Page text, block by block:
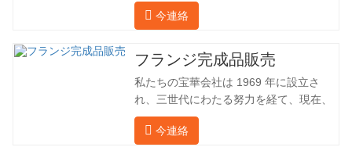
（ドイツ、ロシア）に輸出してきまし
社は海外の顧客と直接輸出入し、第三者
手数料を回避して、強力な製品品質と低
価格を確保したいと考えています。以下
の表はこの製品の情報です。以下に当社
の簡単な紹介をさせていただきます。 材
料 4130-75K 硬度 207-237 内径 57.76 外
今連絡
フランジ完成品販売
私たちの宝華会社は 1969 年に設立さ
れ、三世代にわたる努力を経て、現在、
敷地面積は 50,000 平方メートル、建築
面積は 25,000 平方メートルです。従業
今連絡